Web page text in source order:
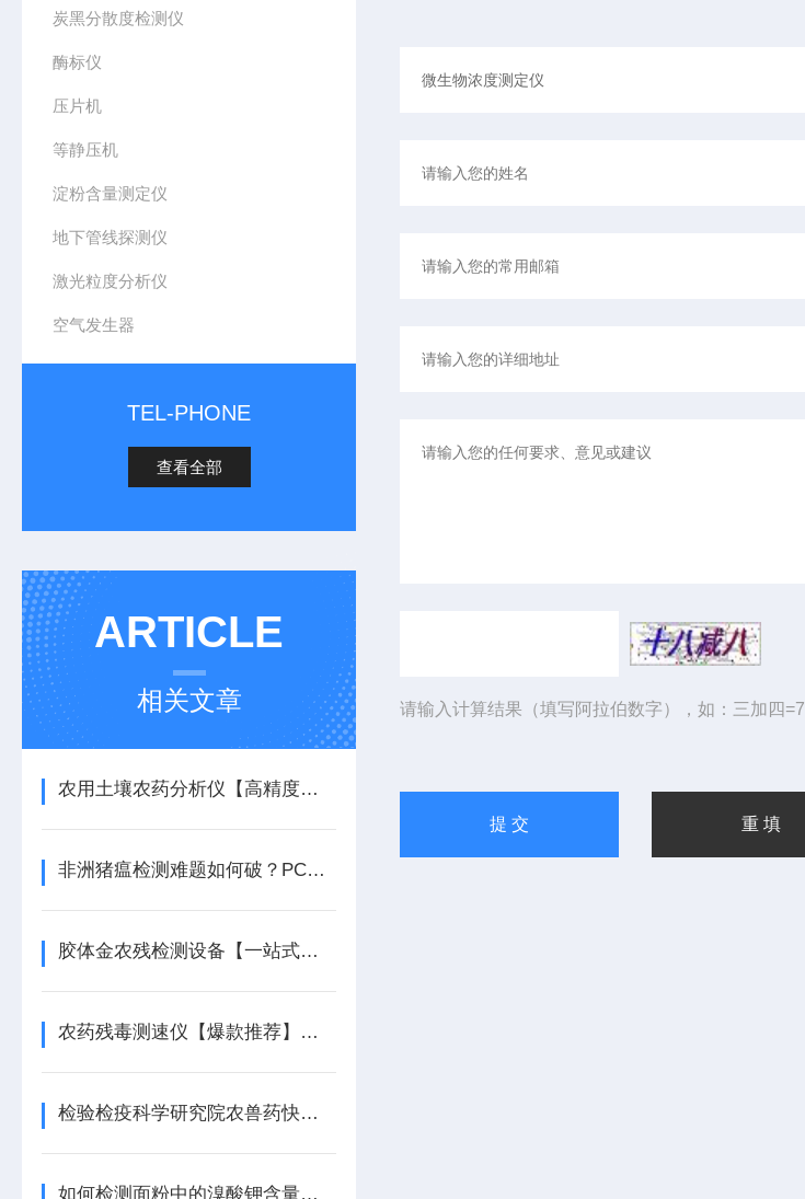
炭黑分散度检测仪
酶标仪
压片机
等静压机
淀粉含量测定仪
地下管线探测仪
激光粒度分析仪
空气发生器
TEL-PHONE
查看全部
ARTICLE
相关文章
农用土壤农药分析仪【高精度检测】农用土壤农药分析仪
非洲猪瘟检测难题如何破？PCR检测仪给出答案
胶体金农残检测设备【一站式检测】胶体金农残检测设备
农药残毒测速仪【爆款推荐】农药残毒测速仪
检验检疫科学研究院农兽药快速检测设备配置清单
如何检测面粉中的溴酸钾含量【高精度检测】食品面粉中溴酸钾检测仪
请输入计算结果（填写阿拉伯数字），如：三加四=7